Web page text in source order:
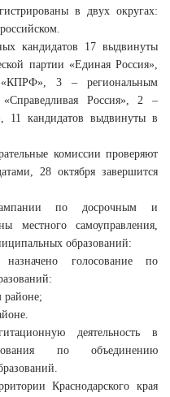
в двух округах:
кандидатов 17 выдвинуты
партии «Единая Россия»,
«КПРФ», 3 – региональным
Россия», 2 –
11 кандидатов выдвинуты в
комиссии проверяют
28 октября завершится
по досрочным и
местного самоуправления,
образований:
голосование по
районе;
деятельность в
по объединению
Краснодарского края